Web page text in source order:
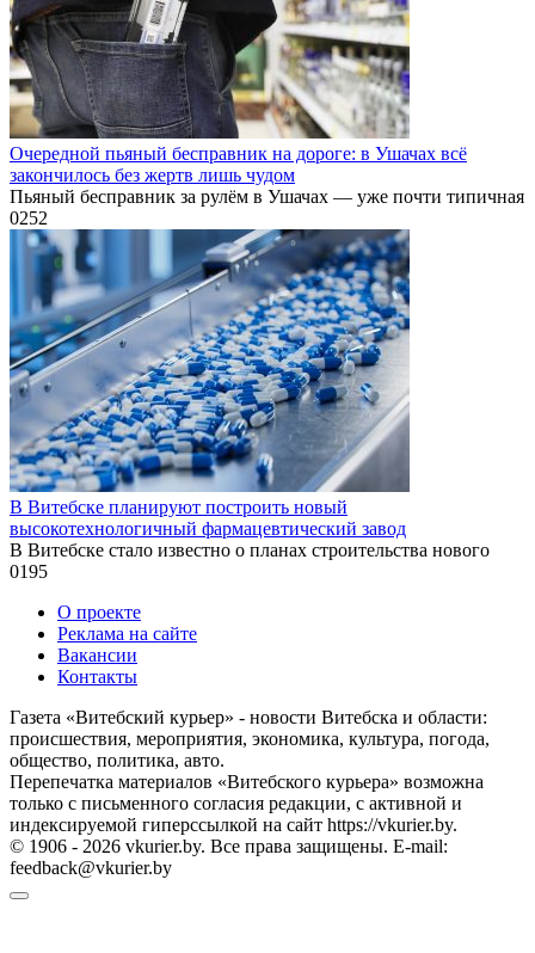
Очередной пьяный бесправник на дороге: в Ушачах всё
закончилось без жертв лишь чудом
Пьяный бесправник за рулём в Ушачах — уже почти типичная
0252
В Витебске планируют построить новый
высокотехнологичный фармацевтический завод
В Витебске стало известно о планах строительства нового
0195
О проекте
Реклама на сайте
Вакансии
Контакты
Газета «Витебский курьер» - новости Витебска и области:
происшествия, мероприятия, экономика, культура, погода,
общество, политика, авто.
Перепечатка материалов «Витебского курьера» возможна
только с письменного согласия редакции, с активной и
индексируемой гиперссылкой на сайт https://vkurier.by.
© 1906 - 2026 vkurier.by. Все права защищены. E-mail:
feedback@vkurier.by